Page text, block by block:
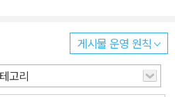
말한다. 그리고 동생인 줄리에트 역
번민하다가 결국 신에게로 귀의하고
시골집이 있는 퐁그즈마르의 정원
알리사는 마지막으로 만난다. 그곳
게시물 운영 원칙
고리